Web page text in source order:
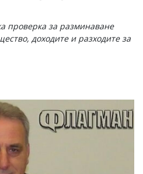
проверка за разминаване
доходите и разходите за